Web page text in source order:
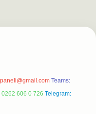
Teams:
0262 606 0 726 Telegram: